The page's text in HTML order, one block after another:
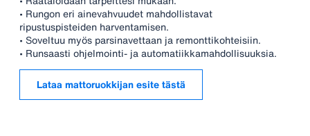
• Rungon eri ainevahvuudet mahdollistavat
ripustuspisteiden harventamisen.
• Soveltuu myös parsinavettaan ja remonttikohteisiin.
• Runsaasti ohjelmointi- ja automatiikkamahdollisuuksia.
Lataa mattoruokkijan esite tästä